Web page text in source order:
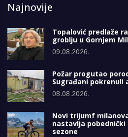
Najnovije
Topalović predlaže
groblju u Gornjem
09.08.2026.
Požar progutao
Sugrađani pokrenuli
08.08.2026.
Novi trijumf
nastavlja pobednički
sezone